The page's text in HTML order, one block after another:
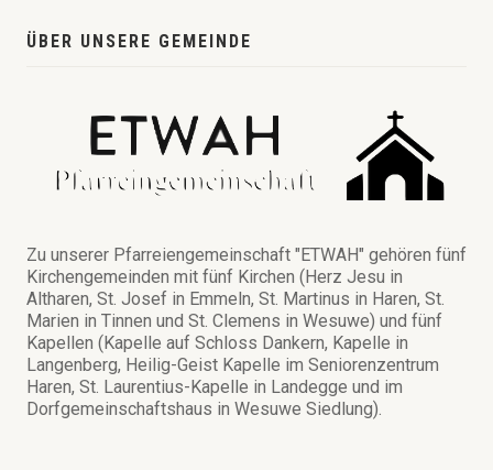
ÜBER UNSERE GEMEINDE
Zu unserer Pfarreiengemeinschaft "ETWAH" gehören fünf
Kirchengemeinden mit fünf Kirchen (Herz Jesu in
Altharen, St. Josef in Emmeln, St. Martinus in Haren, St.
Marien in Tinnen und St. Clemens in Wesuwe) und fünf
Kapellen (Kapelle auf Schloss Dankern, Kapelle in
Langenberg, Heilig-Geist Kapelle im Seniorenzentrum
Haren, St. Laurentius-Kapelle in Landegge und im
Dorfgemeinschaftshaus in Wesuwe Siedlung).